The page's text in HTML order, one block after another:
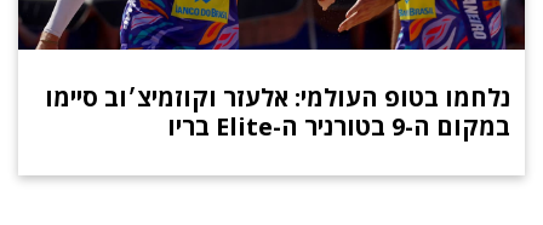
נלחמו בטופ העולמי: אלעזר וקוזמיצ׳וב סיימו
במקום ה-9 בטורניר ה-Elite בריו